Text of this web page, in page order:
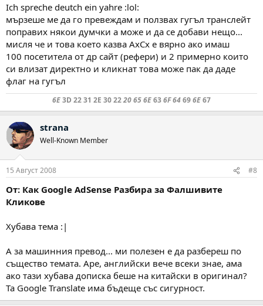
Ich spreche deutch ein yahre :lol:
мързеше ме да го превеждам и ползвах гугъл транслейт
поправих някои думчки а може и да се добави нещо...
мисля че и това което казва АхСх е вярно ако имаш
100 посетитела от др сайт (рефери) и 2 примерно които
си влизат директно и кликнат това може пак да даде
флаг на гугъл
6E3D 22 31 2E 30 2220 65 6E636F 64696E67
strana
Well-Known Member
15 Август 2008 #8
От: Как Google AdSense Разбира за Фалшивите
Кликове
Хубава тема :|
А за машинния превод... ми полезен е да разбереш по
същество темата. Аре, английски вече всеки знае, ама
ако тази хубава дописка беше на китайски в оригинал?
Та Google Translate има бъдеще със сигурност.